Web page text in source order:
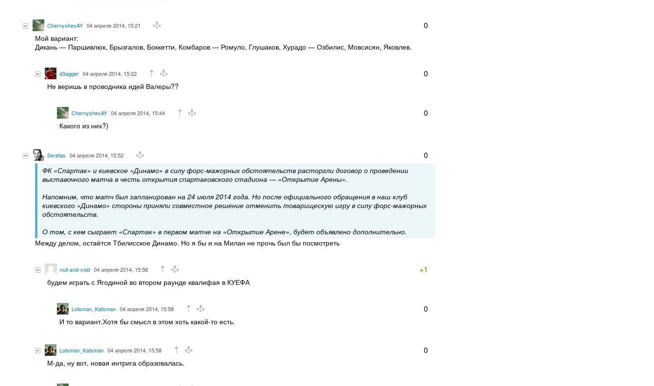
ChernyshevAY 04 апреля 2014, 15:21 0
Мой вариант:
Дикань — Паршивлюк, Брызгалов, Боккетти, Комбаров — Ромуло, Глушаков, Хурадо — Озбилис, Мовсисян, Яковлев.
d3agger 04 апреля 2014, 15:22 0
Не веришь в проводника идей Валеры??
ChernyshevAY 04 апреля 2014, 15:44 0
Какого из них?)
Seretas 04 апреля 2014, 15:52 0
ФК «Спартак» и киевское «Динамо» в силу форс-мажорных обстоятельств расторгли договор о проведении
выставочного матча в честь открытия спартаковского стадиона — «Открытие Арены».
Напомним, что матч был запланирован на 24 июля 2014 года. Но после официального обращения в наш клуб
киевского «Динамо» стороны приняли совместное решение отменить товарищескую игру в силу форс-мажорных
обстоятельств.
О том, с кем сыграет «Спартак» в первом матче на «Открытие Арене», будет объявлено дополнительно.
Между делом, остаётся Тбилисское Динамо. Но я бы и на Милан не прочь был бы посмотреть
null-and-void 04 апреля 2014, 15:58 +1
будем играть с Ягодиной во втором раунде квалифая в КУЕФА
Lotsman_Katsman 04 апреля 2014, 15:58 0
И то вариант.Хотя бы смысл в этом хоть какой-то есть.
Lotsman_Katsman 04 апреля 2014, 15:58 0
М-да, ну вот, новая интрига образовалась.